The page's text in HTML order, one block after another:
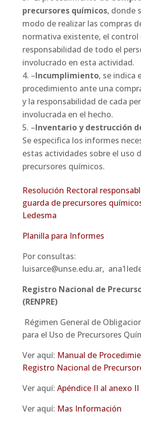
precursores químicos, donde
modo de realizar las compras
normativa existente, el control
responsabilidad de todo el
involucrado en esta actividad.
–Incumplimiento, se indica
procedimiento ante una
y la responsabilidad de cada
involucrada en el hecho.
–Inventario y destrucción
Se especifica los informes
estas actividades sobre el uso
precursores químicos.
Resolución Rectoral responsable de uso y
guarda de precursores
Ledesma
Planilla para Informes
Por consultas:
luisarce@unse.edu.ar,
Registro Nacional de Precursores Químicos
(RENPRE)
Régimen General de Obligaciones y Requisitos
para el Uso de Precursores
Ver aquí: Manual de
Registro Nacional de
Ver aquí: Apéndice II al anexo II
Ver aquí: Mas Información